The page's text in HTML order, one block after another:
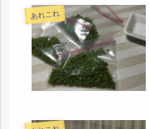
あれこれ